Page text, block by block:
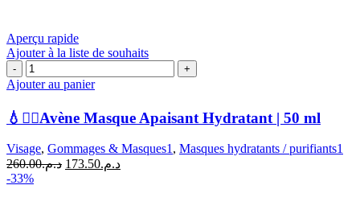
Aperçu rapide
Ajouter à la liste de souhaits
quantité
de
💆‍♀️Avène
Masque
Apaisant
Hydratant
|
50
Ajouter au panier
💧💆‍♀️Avène Masque Apaisant Hydratant | 50 ml
Visage, Gommages & Masques1 , Masques hydratants / purifiants1
د.م.260.00
Le
د.م.173.50
Le
-33%